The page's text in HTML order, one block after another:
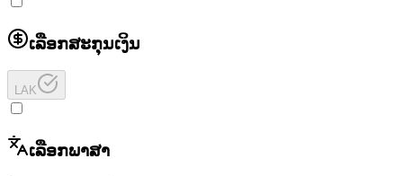
ເລືອກສະກຸນເງິນ
LAK
ເລືອກພາສາ